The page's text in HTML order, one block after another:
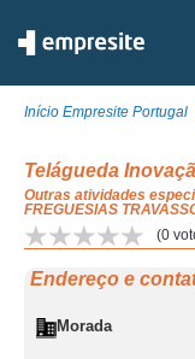
Início Empresite Portugal
Telágueda
Outras atividades
FREGUESIAS
(0
Endereço e
Morada